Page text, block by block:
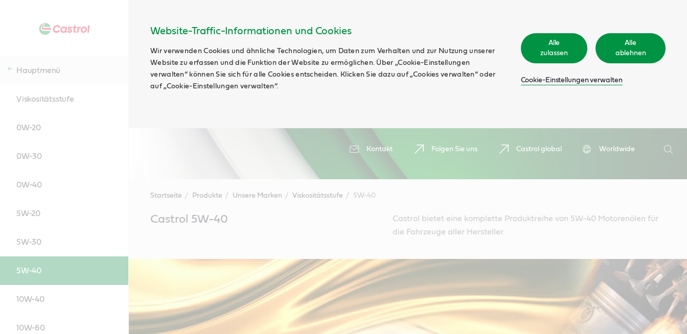
Website-Traffic-Informationen und Cookies
Wir verwenden Cookies und ähnliche Technologien, um Daten zum Verhalten und zur Nutzung unserer
Website zu erfassen und die Funktion der Website zu ermöglichen. Über „Cookie-Einstellungen
verwalten“ können Sie sich für alle Cookies entscheiden. Klicken Sie dazu auf „Cookies verwalten“ oder
auf „Cookie-Einstellungen verwalten“.
Alle
zulassen
Alle
ablehnen
Cookie-Einstellungen verwalten
Kontakt Folgen Sie uns Castrol global
Worldwide
Suche
Hauptmenü
Viskositätsstufe
0W-20
0W-30
0W-40
5W-20
5W-30
5W-40
10W-40
10W-60
Startseite Produkte Unsere Marken Viskositätsstufe 5W-40
ContentCastrol 5W-40
Castrol bietet eine komplette Produktreihe von 5W-40 Motorenölen für
die Fahrzeuge aller Hersteller.